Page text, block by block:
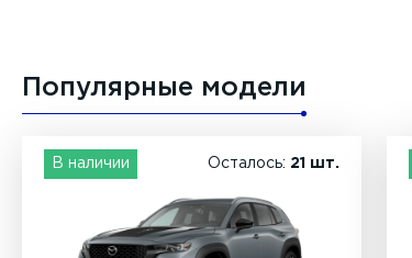
Популярные модели
В наличии Осталось: 21 шт.